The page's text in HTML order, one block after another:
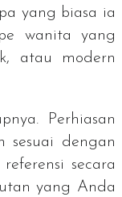
yang biasa ia
wanita yang
atau modern
Perhiasan
sesuai dengan
secara
yang Anda